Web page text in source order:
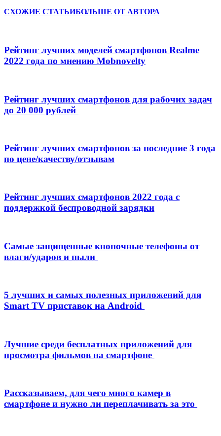
СХОЖИЕ СТАТЬИБОЛЬШЕ ОТ АВТОРА
Рейтинг лучших моделей смартфонов Realme
2022 года по мнению Mobnovelty
Рейтинг лучших смартфонов для рабочих задач
до 20 000 рублей
Рейтинг лучших смартфонов за последние 3 года
по цене/качеству/отзывам
Рейтинг лучших смартфонов 2022 года с
поддержкой беспроводной зарядки
Самые защищенные кнопочные телефоны от
влаги/ударов и пыли
5 лучших и самых полезных приложений для
Smart TV приставок на Android
Лучшие среди бесплатных приложений для
просмотра фильмов на смартфоне
Рассказываем, для чего много камер в
смартфоне и нужно ли переплачивать за это